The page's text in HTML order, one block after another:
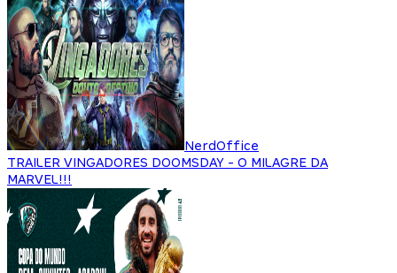
NerdOffice
TRAILER VINGADORES DOOMSDAY - O MILAGRE DA
MARVEL!!!